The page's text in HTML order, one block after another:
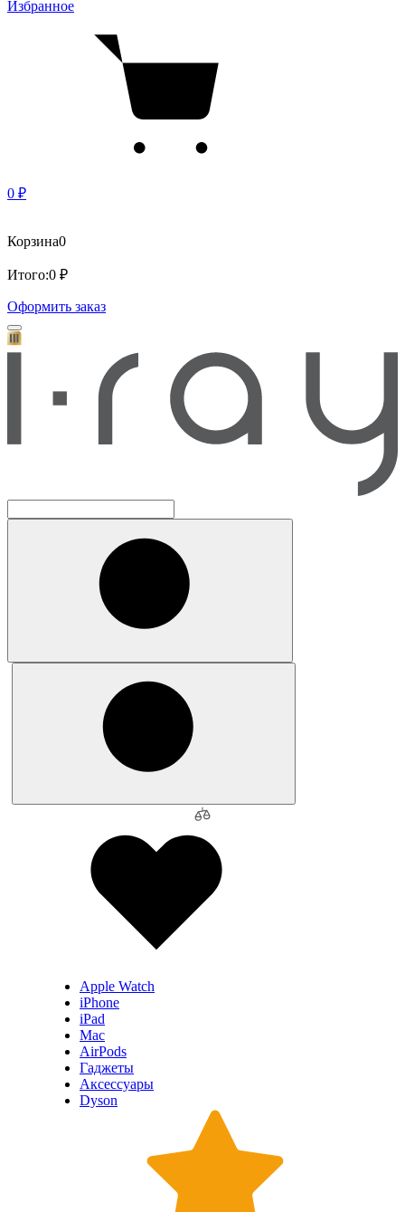
Избранное
0 ₽
Корзина0
Итого:0 ₽
Оформить заказ
Apple Watch
iPhone
iPad
Mac
AirPods
Гаджеты
Аксессуары
Dyson